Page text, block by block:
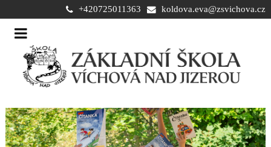
+420725011363 koldova.eva@zsvichova.cz